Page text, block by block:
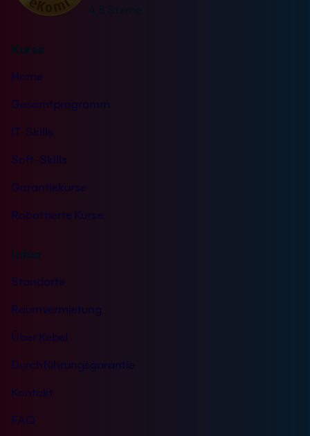
i
*
4,8 Sterne
Kurse
Home
Gesamtprogramm
IT-Skills
Soft-Skills
Garantiekurse
Rabattierte Kurse
Infos
Standorte
Raumvermietung
Über Kebel
Durchführungsgarantie
Kontakt
FAQ